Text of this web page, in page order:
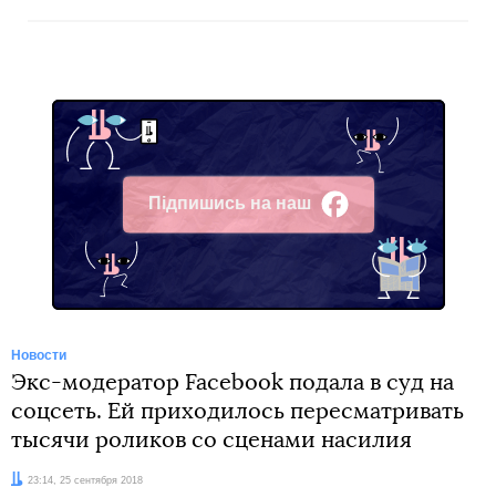
Підпишись на наш
Facebook
Новости
Экс-модератор Facebook подала в суд на
соцсеть. Ей приходилось пересматривать
тысячи роликов со сценами насилия
Дата:23:14, 25 сентября 2018